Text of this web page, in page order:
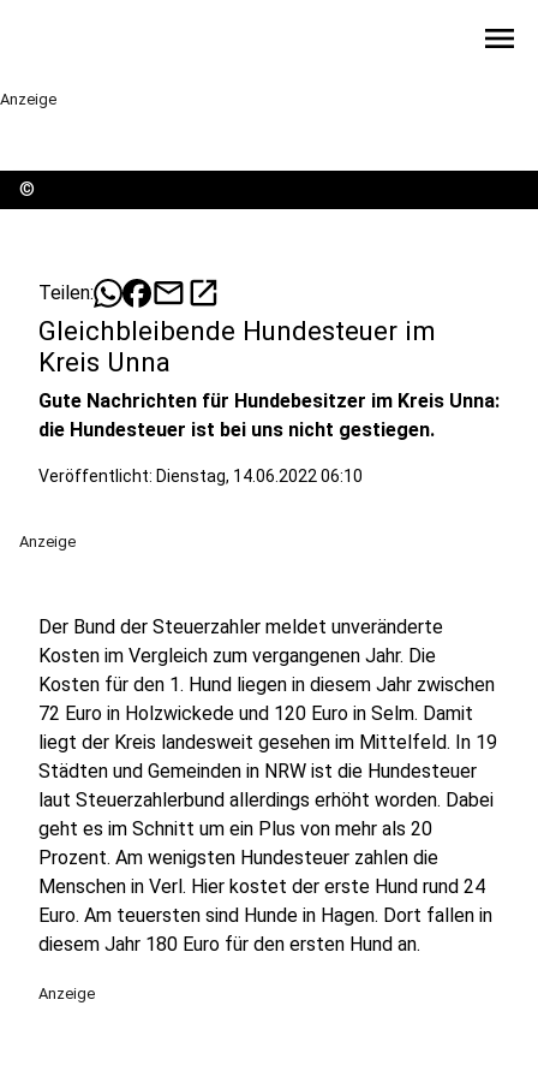
menu
Anzeige
©
Teilen: mailopen_in_new
Gleichbleibende Hundesteuer im
Kreis Unna
Gute Nachrichten für Hundebesitzer im Kreis Unna:
die Hundesteuer ist bei uns nicht gestiegen.
Veröffentlicht: Dienstag, 14.06.2022 06:10
Anzeige
Der Bund der Steuerzahler meldet unveränderte
Kosten im Vergleich zum vergangenen Jahr. Die
Kosten für den 1. Hund liegen in diesem Jahr zwischen
72 Euro in Holzwickede und 120 Euro in Selm. Damit
liegt der Kreis landesweit gesehen im Mittelfeld. In 19
Städten und Gemeinden in NRW ist die Hundesteuer
laut Steuerzahlerbund allerdings erhöht worden. Dabei
geht es im Schnitt um ein Plus von mehr als 20
Prozent. Am wenigsten Hundesteuer zahlen die
Menschen in Verl. Hier kostet der erste Hund rund 24
Euro. Am teuersten sind Hunde in Hagen. Dort fallen in
diesem Jahr 180 Euro für den ersten Hund an.
Anzeige